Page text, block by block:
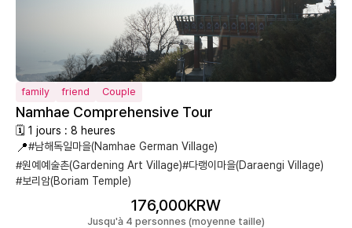
family friend Couple
Namhae Comprehensive Tour
🗓 1 jours : 8 heures
📍#남해독일마을(Namhae German Village)
#원예예술촌(Gardening Art Village)#다랭이마을(Daraengi Village)
#보리암(Boriam Temple)
176,000KRW
Jusqu'à 4 personnes (moyenne taille)